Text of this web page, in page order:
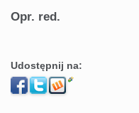
Opr. red.
Udostępnij na: